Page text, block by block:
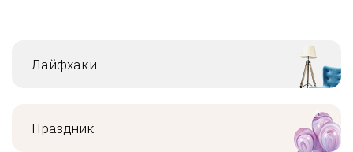
Лайфхаки
Праздник